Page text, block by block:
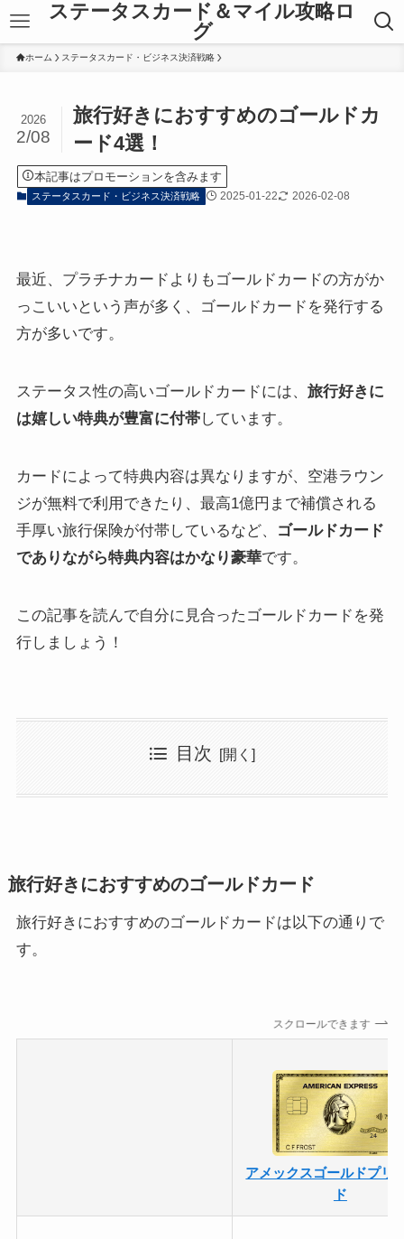
ステータスカード＆マイル攻略ロ
グ
ホーム ステータスカード・ビジネス決済戦略
旅行好きにおすすめのゴールドカ
ード4選！
2026
2/08
本記事はプロモーションを含みます
ステータスカード・ビジネス決済戦略 2025-01-22 2026-02-08
最近、プラチナカードよりもゴールドカードの方がか
っこいいという声が多く、ゴールドカードを発行する
方が多いです。
ステータス性の高いゴールドカードには、 旅行好きに
は嬉しい特典が豊富に付帯しています。
カードによって特典内容は異なりますが、空港ラウン
ジが無料で利用できたり、最高1億円まで補償される
手厚い旅行保険が付帯しているなど、
ゴールドカード
でありながら特典内容はかなり豪華です。
この記事を読んで自分に見合ったゴールドカードを発
行しましょう！
目次
旅行好きにおすすめのゴールドカード
旅行好きにおすすめのゴールドカードは以下の通りで
す。
スクロールできます
アメックスゴールドプリ
ド